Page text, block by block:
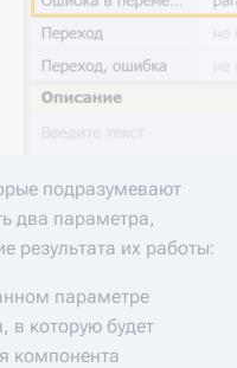
подразумевают
два параметра,
результата их работы:
параметре
в которую будет
компонента